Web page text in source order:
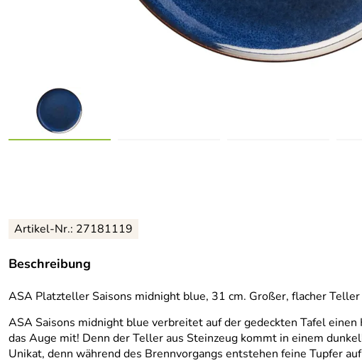
Artikel-Nr.: 27181119
Beschreibung
ASA Platzteller Saisons midnight blue, 31 cm. Großer, flacher
ASA Saisons midnight blue verbreitet auf der gedeckten Tafel
das Auge mit! Denn der Teller aus Steinzeug kommt in einem
Unikat, denn während des Brennvorgangs entstehen feine Tupfer